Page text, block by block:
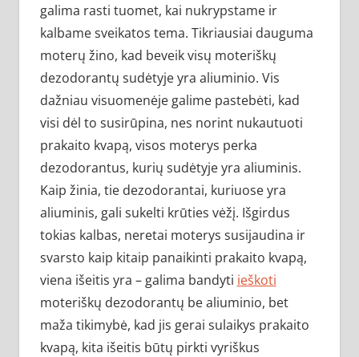
galima rasti tuomet, kai nukrypstame ir
kalbame sveikatos tema. Tikriausiai dauguma
moterų žino, kad beveik visų moteriškų
dezodorantų sudėtyje yra aliuminio. Vis
dažniau visuomenėje galime pastebėti, kad
visi dėl to susirūpina, nes norint nukautuoti
prakaito kvapą, visos moterys perka
dezodorantus, kurių sudėtyje yra aliuminis.
Kaip žinia, tie dezodorantai, kuriuose yra
aliuminis, gali sukelti krūties vėžį. Išgirdus
tokias kalbas, neretai moterys susijaudina ir
svarsto kaip kitaip panaikinti prakaito kvapą,
viena išeitis yra – galima bandyti ieškoti
moteriškų dezodorantų be aliuminio, bet
maža tikimybė, kad jis gerai sulaikys prakaito
kvapą, kita išeitis būtų pirkti vyriškus